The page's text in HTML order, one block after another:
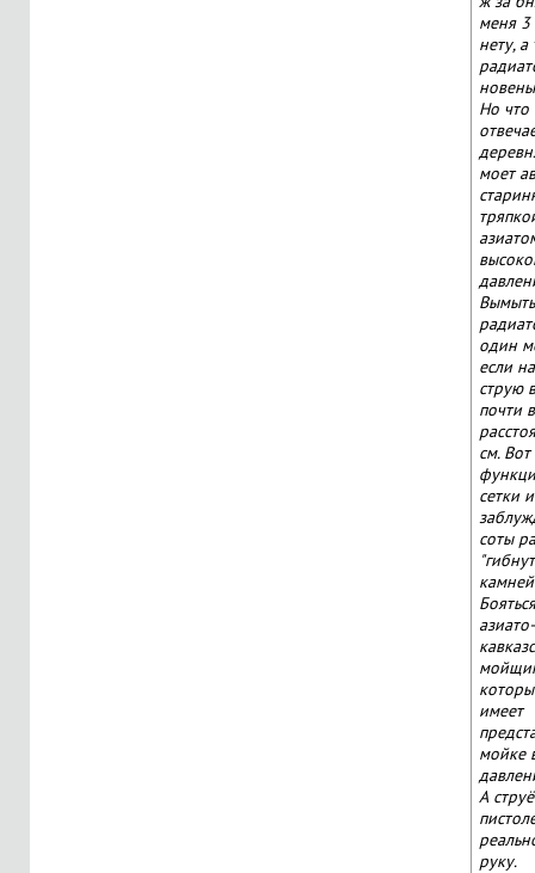
меня 3
нету, а
Но что
моет
один
если
струю
почти
см. Вот
сетки
соты
азиато-
имеет
мойке
А
руку.